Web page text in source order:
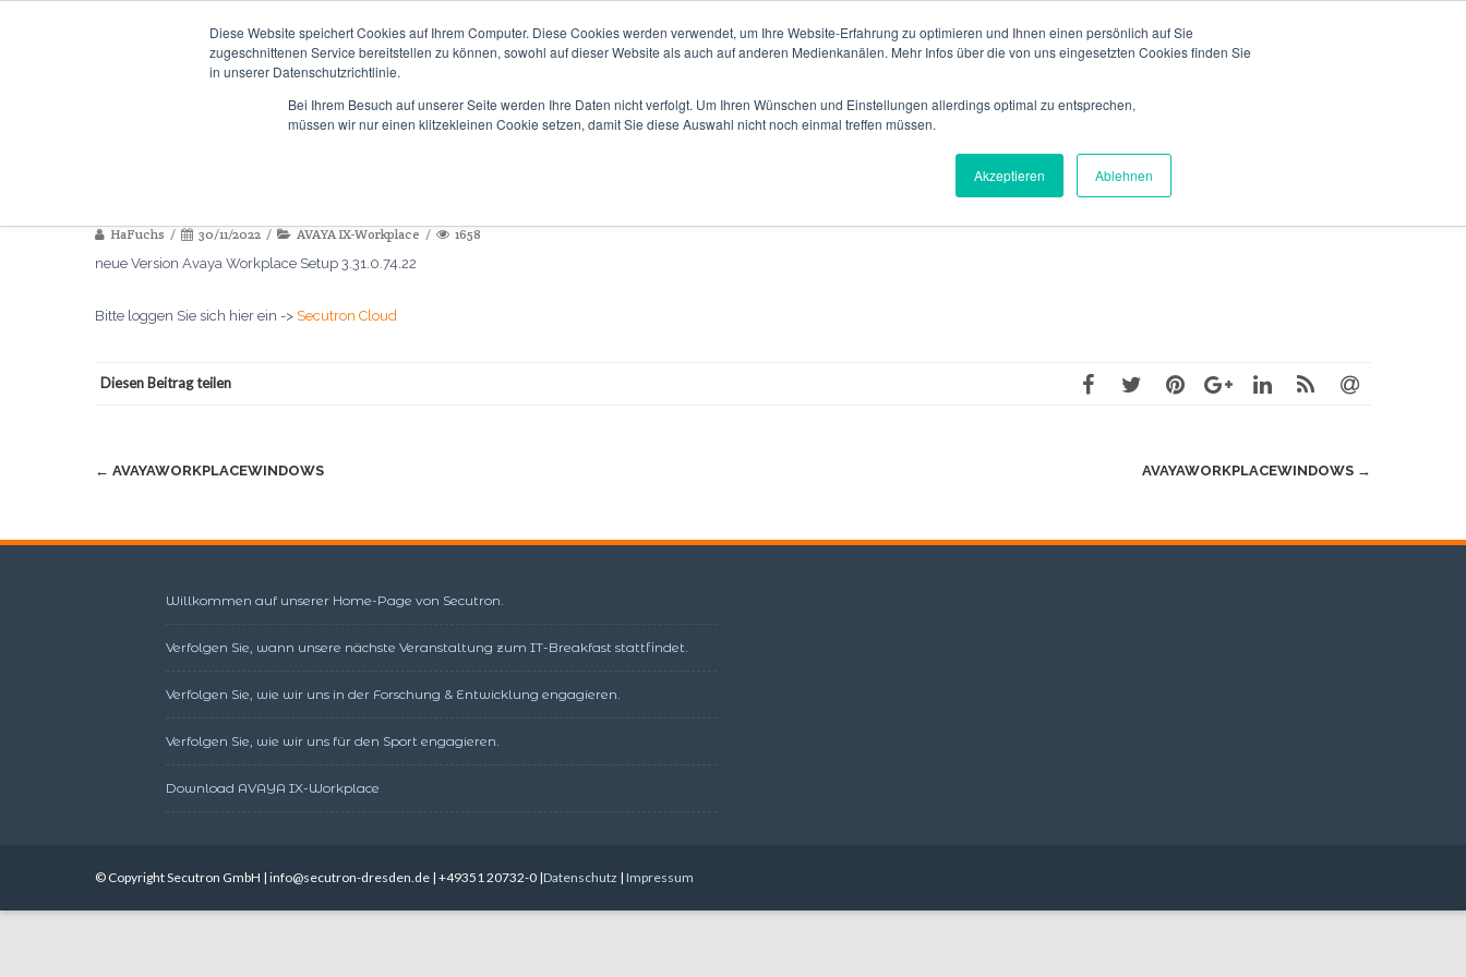
Diese Website speichert Cookies auf Ihrem Computer. Diese Cookies werden verwendet, um Ihre Website-Erfahrung zu optimieren und Ihnen einen persönlich auf Sie
zugeschnittenen Service bereitstellen zu können, sowohl auf dieser Website als auch auf anderen Medienkanälen. Mehr Infos über die von uns eingesetzten Cookies finden Sie
in unserer Datenschutzrichtlinie.
Bei Ihrem Besuch auf unserer Seite werden Ihre Daten nicht verfolgt. Um Ihren Wünschen und Einstellungen allerdings optimal zu entsprechen,
müssen wir nur einen klitzekleinen Cookie setzen, damit Sie diese Auswahl nicht noch einmal treffen müssen.
Akzeptieren Ablehnen
HaFuchs 30/11/2022 AVAYA IX-Workplace
1658
neue Version Avaya Workplace Setup 3.31.0.74.22
Bitte loggen Sie sich hier ein -> Secutron Cloud
Diesen Beitrag teilen
Beitragsnavigation
← AVAYAWORKPLACEWINDOWS AVAYAWORKPLACEWINDOWS →
Willkommen auf unserer Home-Page von Secutron.
Verfolgen Sie, wann unsere nächste Veranstaltung zum IT-Breakfast stattfindet.
Verfolgen Sie, wie wir uns in der Forschung & Entwicklung engagieren.
Verfolgen Sie, wie wir uns für den Sport engagieren.
Download AVAYA IX-Workplace
© Copyright Secutron GmbH | info@secutron-dresden.de | +49351 20732-0 |Datenschutz | Impressum